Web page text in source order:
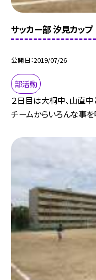
サッカー部 汐見カップ
公開日 2019/07/26
部活動
２日目は大桐中、山直
チームからいろんな事